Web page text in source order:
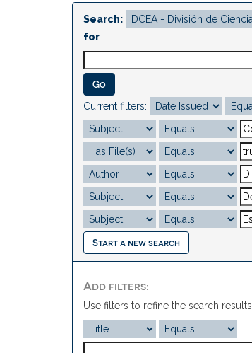
Search:
for
Current filters:
Start a new search
Add filters:
Use filters to refine the search results.